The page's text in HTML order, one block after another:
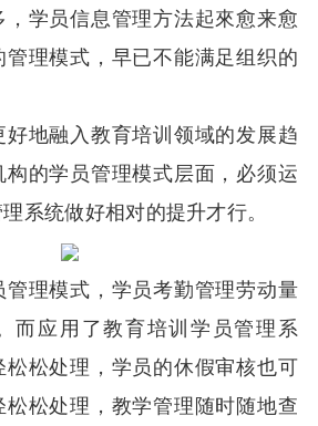
，学员信息管理方法起來愈来愈
理模式，早已不能满足组织的
地融入教育培训领域的发展趋
的学员管理模式层面，必须运
系统做好相对的提升才行。
理模式，学员考勤管理劳动量
而应用了教育培训学员管理系
松处理，学员的休假审核也可
松处理，教学管理随时随地查